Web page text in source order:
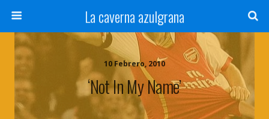
La caverna azulgrana
10 Febrero, 2010
‘Not In My Name’